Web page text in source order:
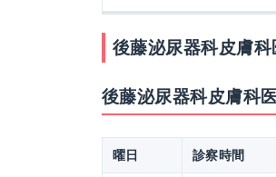
後藤泌尿器科皮膚
後藤泌尿器科皮膚科
曜日 診察時間